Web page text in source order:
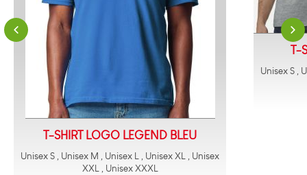
T-SHIRT LOGO LEGEND BLEU
Unisex S , Unisex M , Unisex L , Unisex XL , Unisex
XXL , Unisex XXXL
T-
Unisex S ,